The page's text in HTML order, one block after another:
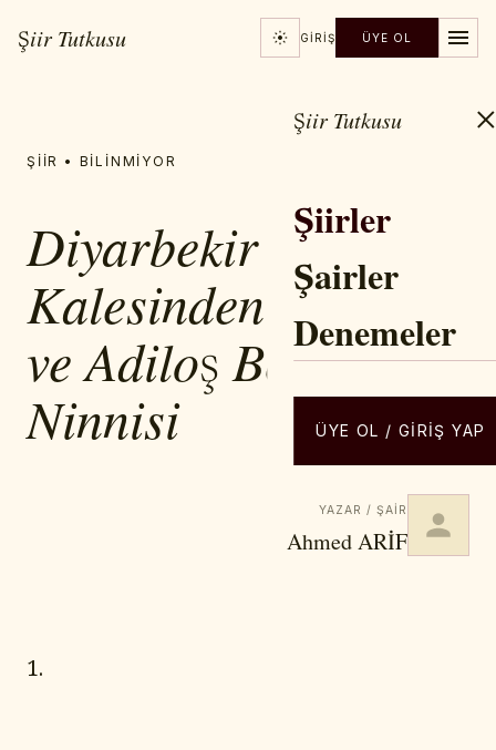
Şiir Tutkusu GIRIŞ ÜYE OL
Şiir Tutkusu
Şiirler
Şairler
Denemeler
ÜYE OL / GIRIŞ YAP
ŞIIR • BILINMIYOR
Diyarbekir
Kalesinden Notlar
ve Adiloş Bebenin
Ninnisi
YAZAR / ŞAIR
Ahmed ARİF
1.